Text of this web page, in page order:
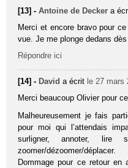
[13] -Antoine de Decker a
Merci et encore bravo pour
vue. Je me plonge dedans
Répondre ici
[14] - David a écrit le 27 mars
Merci beaucoup Olivier pour
Malheureusement je fais
pour moi qui l’attendais
surligner, annoter,
zoomer/dézoomer/déplacer.
Dommage pour ce retour en